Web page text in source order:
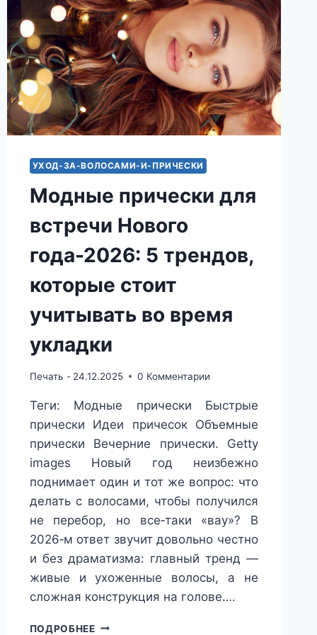
УХОД-ЗА-ВОЛОСАМИ-И-ПРИЧЕСКИ
Модные прически для
встречи Нового
года-2026: 5 трендов,
которые стоит
учитывать во время
укладки
Печать - 24.12.2025 0 Комментарии
Теги: Модные прически Быстрые
прически Идеи причесок Объемные
прически Вечерние прически. Getty
images Новый год неизбежно
поднимает один и тот же вопрос: что
делать с волосами, чтобы получился
не перебор, но все‑таки «вау»? В
2026‑м ответ звучит довольно честно
и без драматизма: главный тренд —
живые и ухоженные волосы, а не
сложная конструкция на голове….
ПОДРОБНЕЕМОДНЫЕ